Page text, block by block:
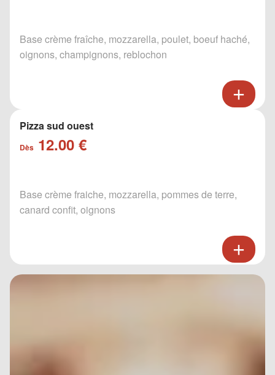
Base crème fraîche, mozzarella, poulet, boeuf haché,
oignons, champignons, reblochon
Pizza sud ouest
Dès 12.00 €
Base crème fraiche, mozzarella, pommes de terre,
canard confit, oignons